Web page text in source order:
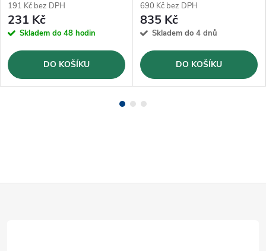
191 Kč bez DPH
231 Kč
Skladem do 48 hodin
DO KOŠÍKU
690 Kč bez DPH
835 Kč
Skladem do 4 dnů
DO KOŠÍKU